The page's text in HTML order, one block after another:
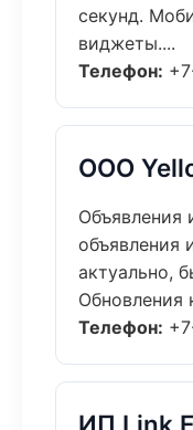
секунд.
виджеты....
Телефон:
ООО
Объявления
объявления
актуально,
Обновления
Телефон:
ИП Link